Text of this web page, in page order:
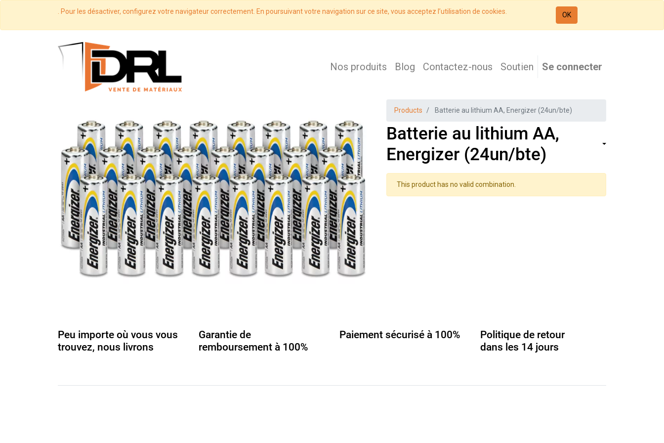
. Pour les désactiver, configurez votre navigateur correctement. En poursuivant votre navigation sur ce site, vous acceptez l’utilisation de cookies. OK
Nos produits Blog Contactez-nous Soutien Se connecter
Products Batterie au lithium AA, Energizer (24un/bte)
Batterie au lithium AA,
Energizer (24un/bte)
This product has no valid combination.
Peu importe où vous vous
trouvez, nous livrons
Garantie de
remboursement à 100%
Paiement sécurisé à 100%
Politique de retour
dans les 14 jours